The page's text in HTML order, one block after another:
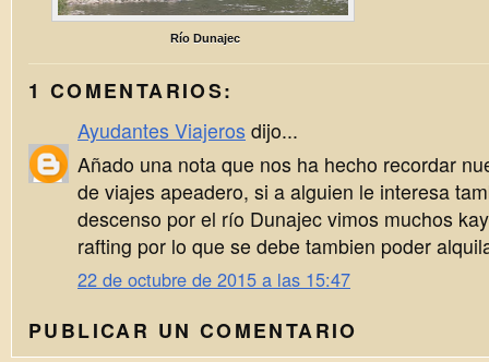
Río Dunajec
1 COMENTARIOS:
Ayudantes Viajeros dijo...
Añado una nota que nos ha hecho recordar
de viajes apeadero, si a alguien le interesa
descenso por el río Dunajec vimos muchos
rafting por lo que se debe tambien poder
22 de octubre de 2015 a las 15:47
PUBLICAR UN COMENTARIO